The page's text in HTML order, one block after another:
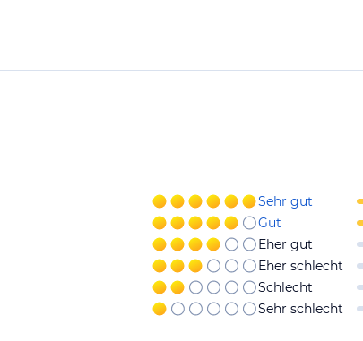
Sehr gut
Gut
Eher gut
Eher schlecht
Schlecht
Sehr schlecht